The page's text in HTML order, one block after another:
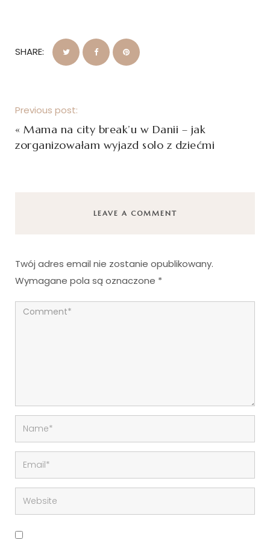
SHARE:
Previous post:
« Mama na city break’u w Danii – jak
zorganizowałam wyjazd solo z dziećmi
LEAVE A COMMENT
Twój adres email nie zostanie opublikowany.
Wymagane pola są oznaczone *